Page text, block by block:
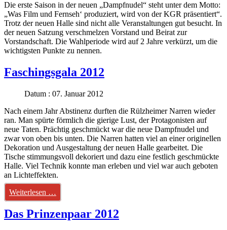
Die erste Saison in der neuen „Dampfnudel“ steht unter dem Motto:
„Was Film und Fernseh‘ produziert, wird von der KGR präsentiert“.
Trotz der neuen Halle sind nicht alle Veranstaltungen gut besucht. In
der neuen Satzung verschmelzen Vorstand und Beirat zur
Vorstandschaft. Die Wahlperiode wird auf 2 Jahre verkürzt, um die
wichtigsten Punkte zu nennen.
Faschingsgala 2012
Datum : 07. Januar 2012
Nach einem Jahr Abstinenz durften die Rülzheimer Narren wieder
ran. Man spürte förmlich die gierige Lust, der Protagonisten auf
neue Taten. Prächtig geschmückt war die neue Dampfnudel und
zwar von oben bis unten. Die Narren hatten viel an einer originellen
Dekoration und Ausgestaltung der neuen Halle gearbeitet. Die
Tische stimmungsvoll dekoriert und dazu eine festlich geschmückte
Halle. Viel Technik konnte man erleben und viel war auch geboten
an Lichteffekten.
Weiterlesen …
Das Prinzenpaar 2012